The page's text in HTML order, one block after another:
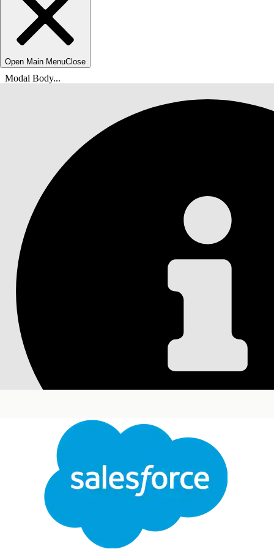
Open Main MenuClose
Modal Body...
Este texto se tradujo con el sistema de traducción automática de Salesforce. Obtenga más
Servicio de TI Agentforce
Restablecer
Implemente esta plantilla para proporcionar a
Autenticación de múltiples factores (MFA) en
Disponible en: Lightning Experience
Disponible en: Ediciones
,Performance
Esta plantilla crea un registro de solicitud de
auditable. Revise lo que se incluye con la plantilla.
Atributos de admisión
El formulario de admisión para esta plantilla